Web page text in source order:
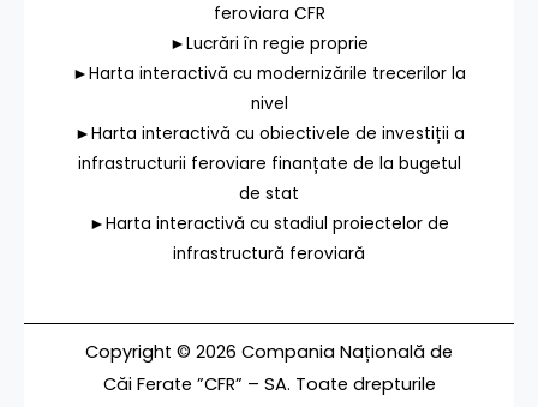
feroviara CFR
►Lucrări în regie proprie
►Harta interactivă cu modernizările trecerilor la
nivel
►Harta interactivă cu obiectivele de investiții a
infrastructurii feroviare finanțate de la bugetul
de stat
►Harta interactivă cu stadiul proiectelor de
infrastructură feroviară
Copyright © 2026 Compania Națională de
Căi Ferate ”CFR” – SA. Toate drepturile